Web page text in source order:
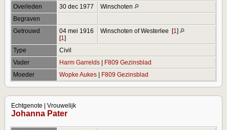
Overleden
30 dec 1977
Winschoten
Begraven
Getrouwd
04 mei 1916
[1 ]
Winschoten of Westerlee [1 ]
Type
Civil
Vader
Harm Garrelds | F809 Gezinsblad
Moeder
Wopke Aukes | F809 Gezinsblad
Echtgenote | Vrouwelijk
Johanna Pater